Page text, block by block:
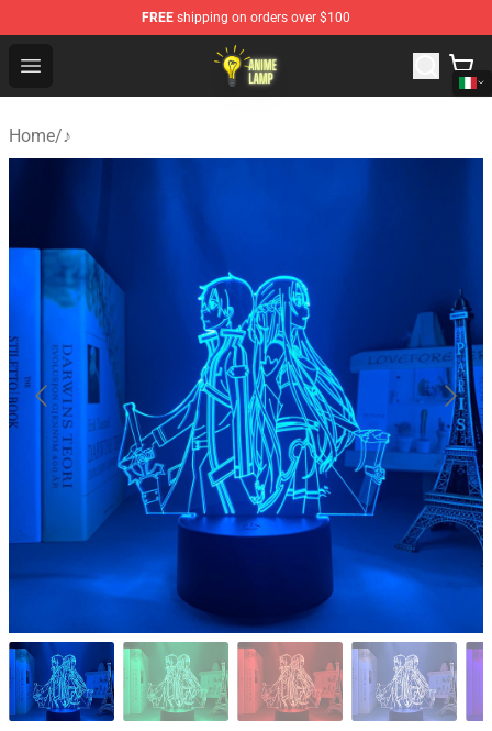
FREE shipping on orders over $100
Open menu
Anime Lamp Shop - The Best Store of Anime Lamp
Home/♪